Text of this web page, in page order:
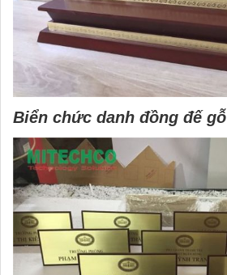
Biển chức danh đồng đế gỗ